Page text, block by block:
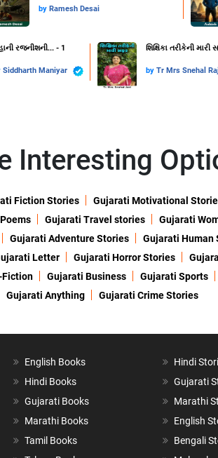
by Ramesh Desai
રજનીશની... - 1
Siddharth Maniyar
શિક્ષિકા તરીકેની મારી
by Tr Mrs Snehal
Interesting
Fiction Stories Gujarati Motivational
Gujarati Travel stories Gujarati
Gujarati Adventure Stories Gujarati Human
Letter Gujarati Horror Stories
Fiction Gujarati Business Gujarati Sports
Gujarati Anything
Gujarati Crime Stories
English Books
Hindi Books
Gujarati Books
Marathi Books
Tamil Books
Hindi
Gujarati
Marathi
English
Bengali